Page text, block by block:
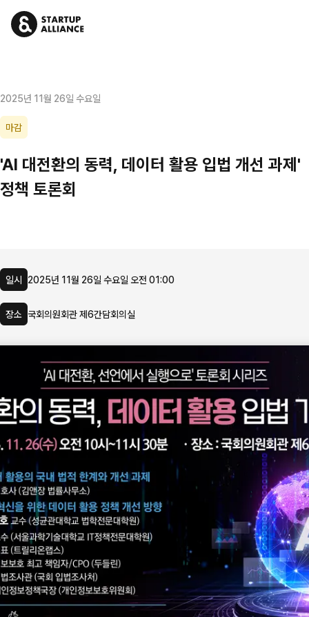
2025년 11월 26일 수요일
마감
'AI 대전환의 동력, 데이터 활용 입법 개선 과제'
정책 토론회
일시 2025년 11월 26일 수요일 오전 01:00
장소 국회의원회관 제6간담회의실